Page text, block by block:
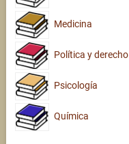
Medicina
Política y derecho
Psicología
Química